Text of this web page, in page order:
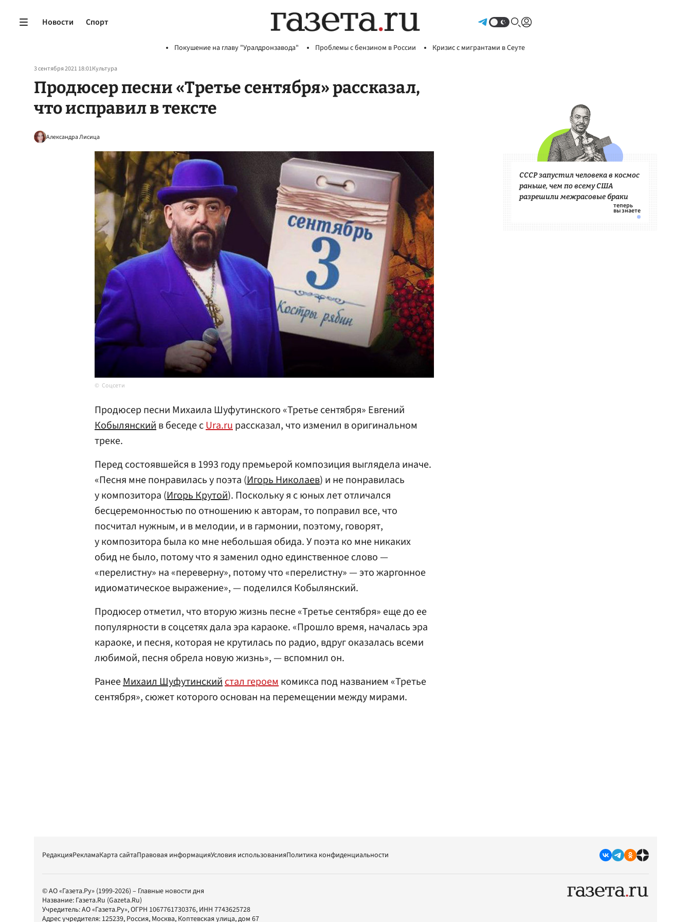
Новости Спорт
Покушение на главу "Уралдронзавода" Проблемы с бензином в России Кризис с мигрантами в Сеуте
3 сентября 2021 18:01Культура
Продюсер песни «Третье сентября» рассказал,
что исправил в тексте
Александра Лисица
Соцсети
Продюсер песни Михаила Шуфутинского «Третье сентября» Евгений
Кобылянскийв беседе сUra.ruрассказал, что изменил в оригинальном
треке.
Перед состоявшейся в 1993 году премьерой композиция выглядела иначе.
«Песня мне понравилась у поэта (Игорь Николаев) и не понравилась
у композитора (Игорь Крутой). Поскольку я с юных лет отличался
бесцеремонностью по отношению к авторам, то поправил все, что
посчитал нужным, и в мелодии, и в гармонии, поэтому, говорят,
у композитора была ко мне небольшая обида. У поэта ко мне никаких
обид не было, потому что я заменил одно единственное слово —
«перелистну» на «переверну», потому что «перелистну» — это жаргонное
идиоматическое выражение», — поделился Кобылянский.
Продюсер отметил, что вторую жизнь песне «Третье сентября» еще до ее
популярности в соцсетях дала эра караоке. «Прошло время, началась эра
караоке, и песня, которая не крутилась по радио, вдруг оказалась всеми
любимой, песня обрела новую жизнь», — вспомнил он.
РанееМихаил Шуфутинскийстал героемкомикса под названием «Третье
сентября», сюжет которого основан на перемещении между мирами.
СССР запустил человека в космос
раньше, чем по всему США
разрешили межрасовые браки
РедакцияРекламаКарта сайтаПравовая информацияУсловия использованияПолитика конфиденциальности
© АО «Газета.Ру» (1999-2026) – Главные новости дня
Название: Газета.Ru (Gazeta.Ru)
Учредитель:АО «Газета.Ру», ОГРН 1067761730376, ИНН 7743625728
Адрес учредителя: 125239, Россия, Москва, Коптевская улица, дом 67